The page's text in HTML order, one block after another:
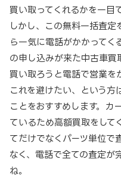
買い取ってくれるかを一目
しかし、この無料一括査定
ら一気に電話がかかってく
の申し込みが来た中古車
買い取ろうと電話で営業を
これを避けたい、という方
ことをおすすめします。カ
ているため高額買取をして
てだけでなくパーツ単位で
なく、電話で全ての査定が
ね。